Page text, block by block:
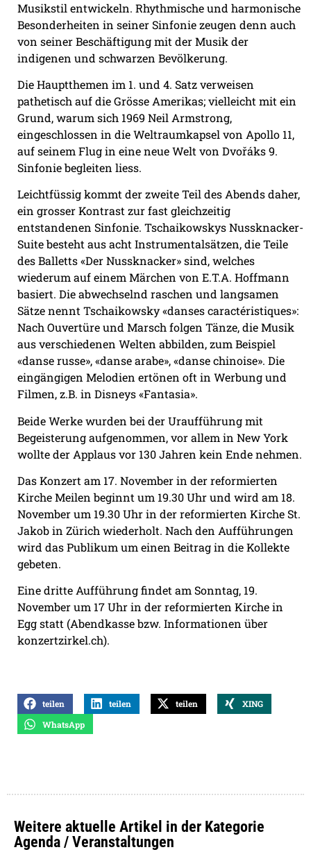
Musikstil entwickeln. Rhythmische und harmonische
Besonderheiten in seiner Sinfonie zeugen denn auch
von seiner Beschäftigung mit der Musik der
indigenen und schwarzen Bevölkerung.
Die Hauptthemen im 1. und 4. Satz verweisen
pathetisch auf die Grösse Amerikas; vielleicht mit ein
Grund, warum sich 1969 Neil Armstrong,
eingeschlossen in die Weltraumkapsel von Apollo 11,
auf seinem Flug in eine neue Welt von Dvořáks9.
Sinfonie begleiten liess.
Leichtfüssig kommt der zweite Teil des Abends daher,
ein grosser Kontrast zur fast gleichzeitig
entstandenen Sinfonie. Tschaikowskys Nussknacker-
Suite besteht aus acht Instrumentalsätzen, die Teile
des Balletts «Der Nussknacker» sind, welches
wiederum auf einem Märchen von E.T.A. Hoffmann
basiert. Die abwechselnd raschen und langsamen
Sätze nennt Tschaikowsky «danses caractéristiques»:
Nach Ouvertüre und Marsch folgen Tänze, die Musik
aus verschiedenen Welten abbilden, zum Beispiel
«danse russe», «danse arabe», «danse chinoise». Die
eingängigen Melodien ertönen oft in Werbung und
Filmen, z.B. in Disneys «Fantasia».
Beide Werke wurden bei der Uraufführung mit
Begeisterung aufgenommen, vor allem in New York
wollte der Applaus vor 130 Jahren kein Ende nehmen.
Das Konzert am 17. November in der reformierten
Kirche Meilen beginnt um 19.30 Uhr und wird am 18.
November um 19.30 Uhr in der reformierten Kirche St.
Jakob in Zürich wiederholt. Nach den Aufführungen
wird das Publikum um einen Beitrag in die Kollekte
gebeten.
Eine dritte Aufführung findet am Sonntag, 19.
November um 17 Uhr in der reformierten Kirche in
Egg statt (Abendkasse bzw. Informationen über
konzertzirkel.ch).
teilen teilen teilen
XING
WhatsApp
Weitere aktuelle Artikel in der Kategorie
Agenda / Veranstaltungen